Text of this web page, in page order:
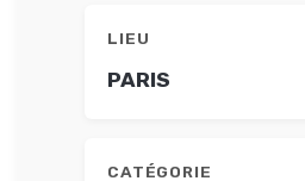
LIEU
PARIS
CATÉGORIE